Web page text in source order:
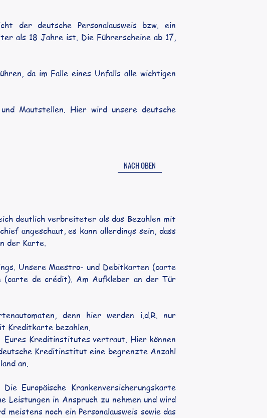
der deutsche Personalausweis bzw. ein
als 18 Jahre ist. Die Führerscheine ab 17,
da im Falle eines Unfalls alle wichtigen
Mautstellen. Hier wird unsere deutsche
NACH OBEN
deutlich verbreiteter als das Bezahlen mit
angeschaut, es kann allerdings sein, dass
der Karte.
Unsere Maestro- und Debitkarten (carte
(carte de crédit). Am Aufkleber an der Tür
denn hier werden i.d.R. nur
Kreditkarte bezahlen.
Eures Kreditinstitutes vertraut. Hier können
Kreditinstitut eine begrenzte Anzahl
an.
Europäische Krankenversicherungskarte
Leistungen in Anspruch zu nehmen und wird
noch ein Personalausweis sowie das